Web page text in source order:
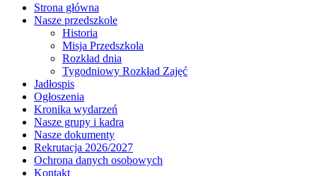
Strona główna
Nasze przedszkole
Historia
Misja Przedszkola
Rozkład dnia
Tygodniowy Rozkład Zajęć
Jadłospis
Ogłoszenia
Kronika wydarzeń
Nasze grupy i kadra
Nasze dokumenty
Rekrutacja 2026/2027
Ochrona danych osobowych
Kontakt